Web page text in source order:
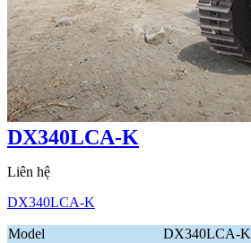
DX340LCA-K
Liên hệ
DX340LCA-K
Model
DX340LCA-K